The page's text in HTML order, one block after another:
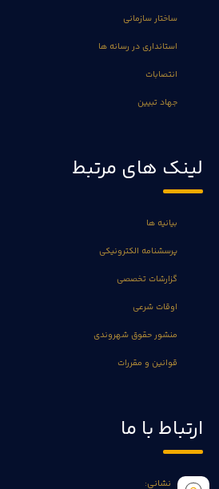
ساختار سازمانی
استانداری در رسانه ها
انتصابات
جهاد تبیین
لینک های مرتبط
بیانیه ها
پرسشنامه الکترونیکی
گزارشات تخصصی
اوقات شرعی
منشور حقوق شهروندی
قوانین و مقررات
ارتباط با ما
نشانی: